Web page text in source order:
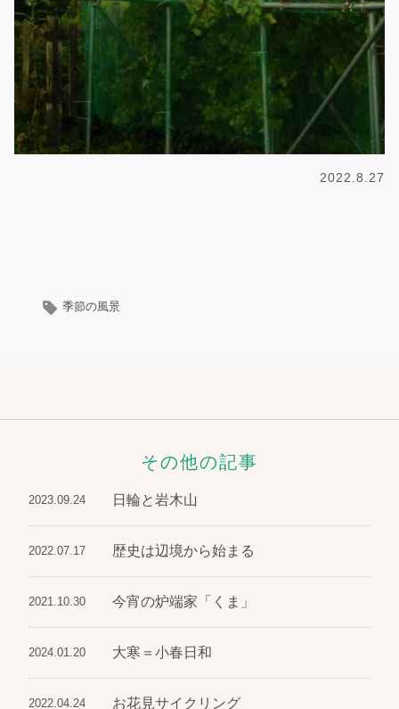
2022.8.27
季節の風景
その他の記事
2023.09.24 日輪と岩木山
2022.07.17 歴史は辺境から始まる
2021.10.30 今宵の炉端家「くま」
2024.01.20 大寒＝小春日和
2022.04.24 お花見サイクリング